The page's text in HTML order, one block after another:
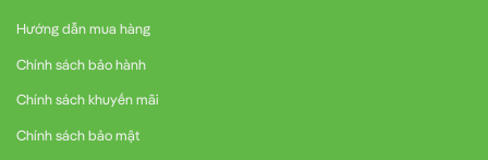
Hướng dẫn mua hàng
Chính sách bảo hành
Chính sách khuyến mãi
Chính sách bảo mật